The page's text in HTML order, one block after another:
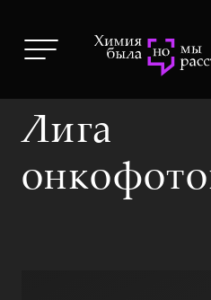
Лига